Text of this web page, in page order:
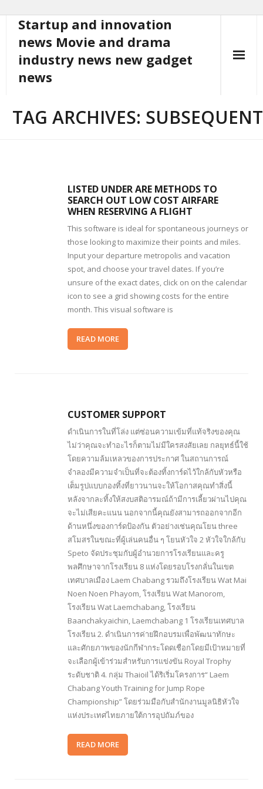
content
Startup and innovation
news Movie and drama
industry news new gadget
news
TAG ARCHIVES: SUBSEQUENT
LISTED UNDER ARE METHODS TO
SEARCH OUT LOW COST AIRFARE
WHEN RESERVING A FLIGHT
This software is ideal for spontaneous journeys or
those looking to maximize their points and miles.
Input your departure metropolis and vacation
spot, and choose your travel dates. If you’re
unsure of the exact dates, click on on the calendar
icon to see a grid showing costs for the entire
month. This visual software is
READ MORE
CUSTOMER SUPPORT
ดำเนินการในที่โล่ง แต่ซ่อนความเข้มที่แท้จริงของคุณ
ไม่ว่าคุณจะทำอะไรก็ตามไม่มีใครสงสัยเลย กลยุทธ์นี้ใช้
โดยความล้มเหลวของการประกาศ ในสถานการณ์
จำลองมีความจำเป็นที่จะต้องทิ้งการ์ดไว้ใกล้กับหัวหรือ
เต็มรูปแบบกองทิ้งที่ยาวนานจะให้โอกาสคุณทำสิ่งนี้
หลังจากละทิ้งให้สงบสติอารมณ์ถ้ามีการเลี้ยวผ่านไปคุณ
จะไม่เสียคะแนน นอกจากนี้คุณยังสามารถออกจากอีก
ด้านหนึ่งของการ์ดป้องกัน ตัวอย่างเช่นคุณโยน three
สโมสรในขณะที่ผู้เล่นคนอื่น ๆ โยนหัวใจ 2 หัวใจใกล้กับ
Speto จัดประชุมกับผู้อำนวยการโรงเรียนและครู
พลศึกษาจากโรงเรียน 8 แห่งโดยรอบโรงกลั่นในเขต
เทศบาลเมือง Laem Chabang รวมถึงโรงเรียน Wat Mai
Noen Noen Phayom, โรงเรียน Wat Manorom,
โรงเรียน Wat Laemchabang, โรงเรียน
Baanchakyaichin, Laemchabang 1 โรงเรียนเทศบาล
โรงเรียน 2. ดำเนินการค่ายฝึกอบรมเพื่อพัฒนาทักษะ
และศักยภาพของนักกีฬากระโดดเชือกโดยมีเป้าหมายที่
จะเลือกผู้เข้าร่วมสำหรับการแข่งขัน Royal Trophy
ระดับชาติ 4. กลุ่ม Thaioil ได้ริเริ่มโครงการ“ Laem
Chabang Youth Training for Jump Rope
Championship” โดยร่วมมือกับสำนักงานมูลนิธิหัวใจ
แห่งประเทศไทยภายใต้การอุปถัมภ์ของ
READ MORE